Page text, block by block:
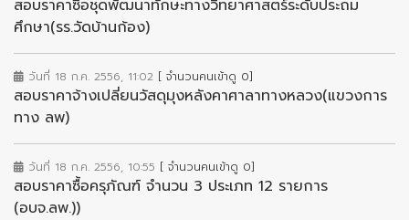
สอบราคาซื้อชุดพัฒนาทักษะทางวิทยาศาสตร์ระดับประถม
ศึกษา(รร.วัดบ้านก้อง)
วันที่ 18 ก.ค. 2556, 11:02 [ จำนวนคนเข้าดู 0]
สอบราคาจ้างเปลี่ยนวัสดุมุงหลังคาศาลาทางหลวง(แขวงการ
ทาง ลพ)
วันที่ 18 ก.ค. 2556, 10:55 [ จำนวนคนเข้าดู 0]
สอบราคาซื้อครุภัณฑ์ จำนวน 3 ประเภท 12 รายการ
(อบจ.ลพ.))